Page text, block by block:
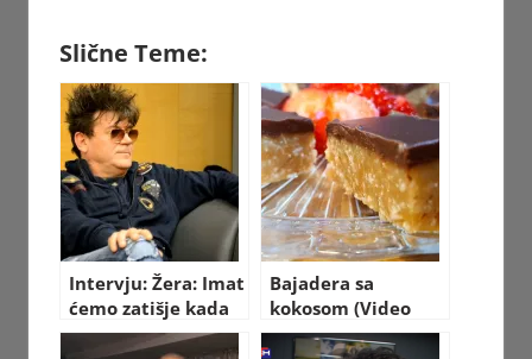
Slične Teme:
Intervju: Žera: Imat
ćemo zatišje kada
umremo
Bajadera sa
kokosom (Video
recept)